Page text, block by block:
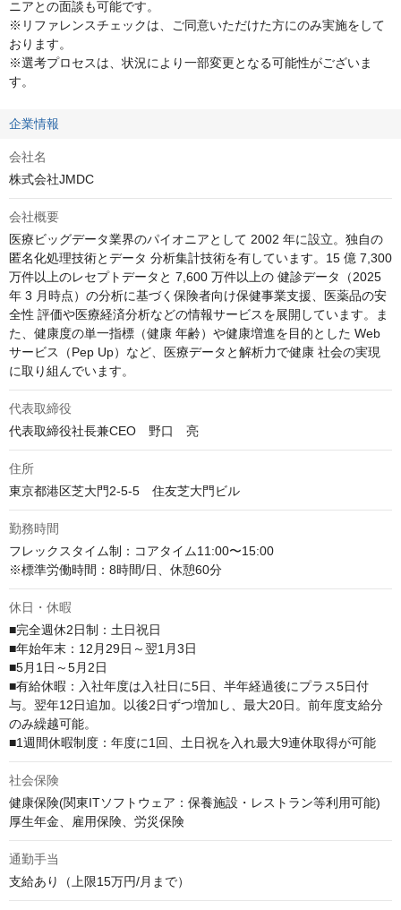
ニアとの面談も可能です。
※リファレンスチェックは、ご同意いただけた方にのみ実施をして
おります。
※選考プロセスは、状況により一部変更となる可能性がございま
す。
企業情報
会社名
株式会社JMDC
会社概要
医療ビッグデータ業界のパイオニアとして 2002 年に設立。独自の
匿名化処理技術とデータ 分析集計技術を有しています。15 億 7,300
万件以上のレセプトデータと 7,600 万件以上の 健診データ（2025
年 3 月時点）の分析に基づく保険者向け保健事業支援、医薬品の安
全性 評価や医療経済分析などの情報サービスを展開しています。ま
た、健康度の単一指標（健康 年齢）や健康増進を目的とした Web
サービス（Pep Up）など、医療データと解析力で健康 社会の実現
代表取締役
代表取締役社長兼CEO　野口　亮
住所
東京都港区芝大門2-5-5　住友芝大門ビル
勤務時間
フレックスタイム制：コアタイム11:00〜15:00
休日・休暇
■完全週休2日制：土日祝日
■年始年末：12月29日～翌1月3日
■5月1日～5月2日
■有給休暇：入社年度は入社日に5日、半年経過後にプラス5日付
与。翌年12日追加。以後2日ずつ増加し、最大20日。前年度支給分
のみ繰越可能。
■1週間休暇制度：年度に1回、土日祝を入れ最大9連休取得が可能
社会保険
健康保険(関東ITソフトウェア：保養施設・レストラン等利用可能)
厚生年金、雇用保険、労災保険
通勤手当
支給あり（上限15万円/月まで）